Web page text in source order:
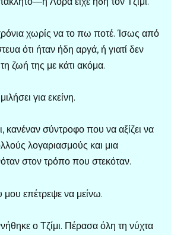
χωρίς να το πω ποτέ. Ίσως από
ότι ήταν ήδη αργά, ή γιατί δεν
ζωή της με κάτι ακόμα.
για εκείνη.
κανέναν σύντροφο που να αξίζει να
λογαριασμούς και μια
στον τρόπο που στεκόταν.
μου επέτρεψε να μείνω.
ο Τζίμι. Πέρασα όλη τη νύχτα